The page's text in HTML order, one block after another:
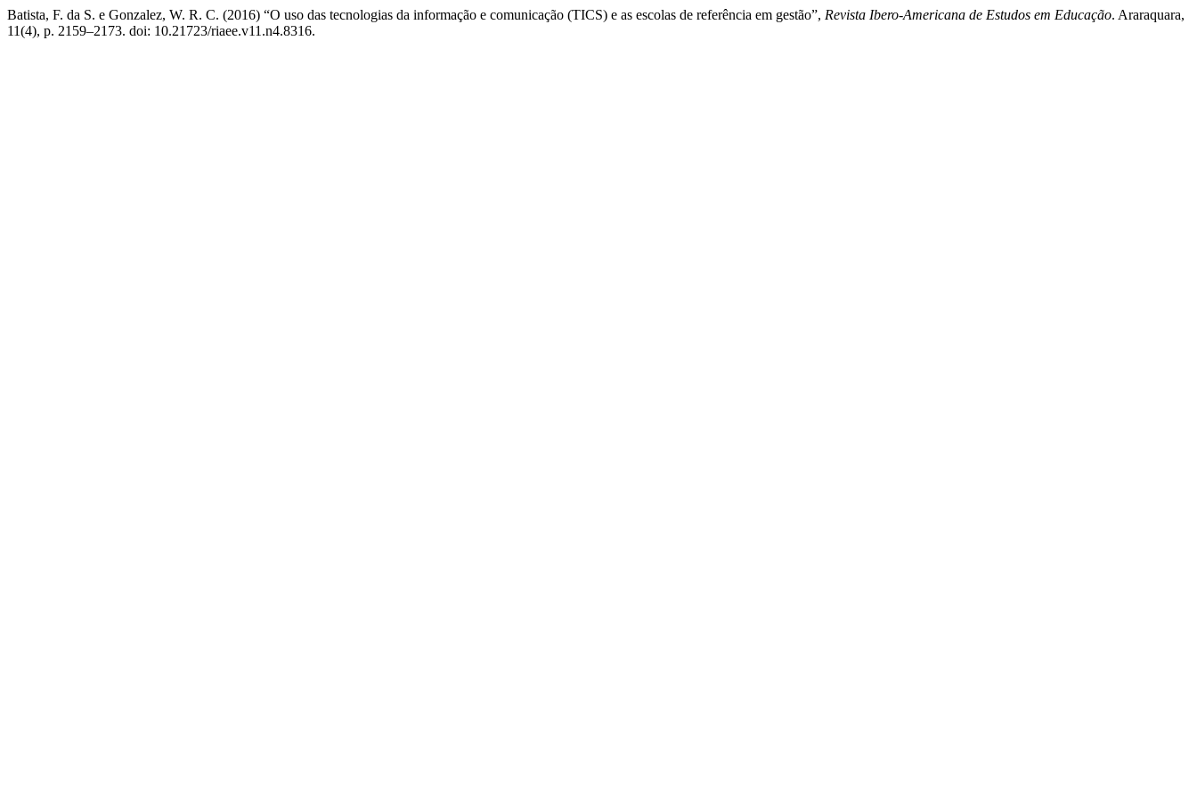
Batista, F. da S. e Gonzalez, W. R. C. (2016) “O uso das tecnologias da informação e comunicação (TICS) e as escolas de referência em gestão”, Revista Ibero-Americana de Estudos em Educação. Araraquara,
11(4), p. 2159–2173. doi: 10.21723/riaee.v11.n4.8316.